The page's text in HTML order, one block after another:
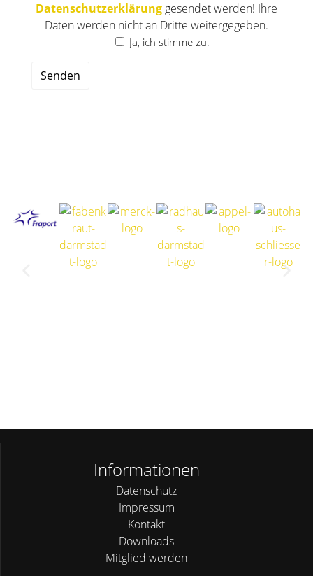
Datenschutzerklärung gesendet werden! Ihre
Daten werden nicht an Dritte weitergegeben.
Ja, ich stimme zu.
Informationen
Datenschutz
Impressum
Kontakt
Downloads
Mitglied werden